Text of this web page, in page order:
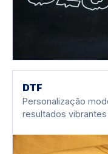
DTF
Personalização
resultados